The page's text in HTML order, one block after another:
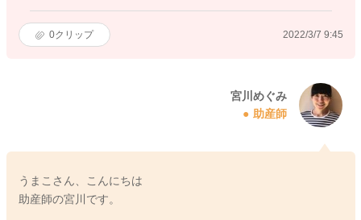
0クリップ 2022/3/7 9:45
宮川めぐみ
助産師
うまこさん、こんにちは
助産師の宮川です。